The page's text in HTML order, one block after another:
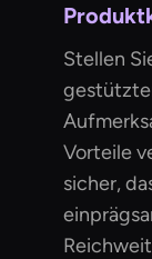
Stellen
Vorteile
sicher,